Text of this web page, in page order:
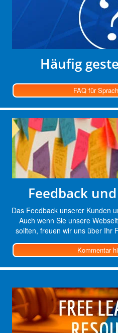
Häufig
FAQ für
Feedback
Das Feedback unserer Kunden
Auch wenn Sie unsere
sollten, freuen wir uns über Ihr
Kommentar